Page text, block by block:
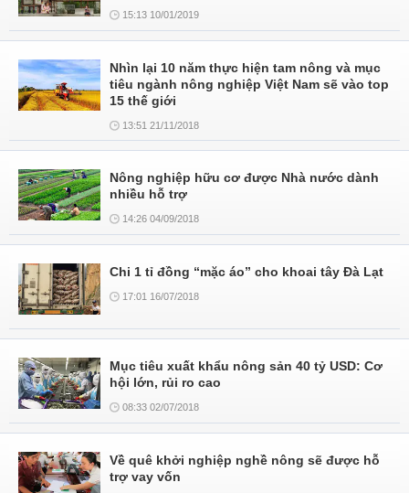
15:13 10/01/2019
Nhìn lại 10 năm thực hiện tam nông và mục
tiêu ngành nông nghiệp Việt Nam sẽ vào top
15 thế giới
13:51 21/11/2018
Nông nghiệp hữu cơ được Nhà nước dành
nhiều hỗ trợ
14:26 04/09/2018
Chi 1 tỉ đồng “mặc áo” cho khoai tây Đà Lạt
17:01 16/07/2018
Mục tiêu xuất khẩu nông sản 40 tỷ USD: Cơ
hội lớn, rủi ro cao
08:33 02/07/2018
Về quê khởi nghiệp nghề nông sẽ được hỗ
trợ vay vốn